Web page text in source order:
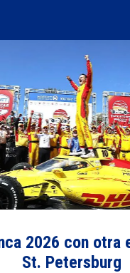
2026 con otra
St. Petersburg